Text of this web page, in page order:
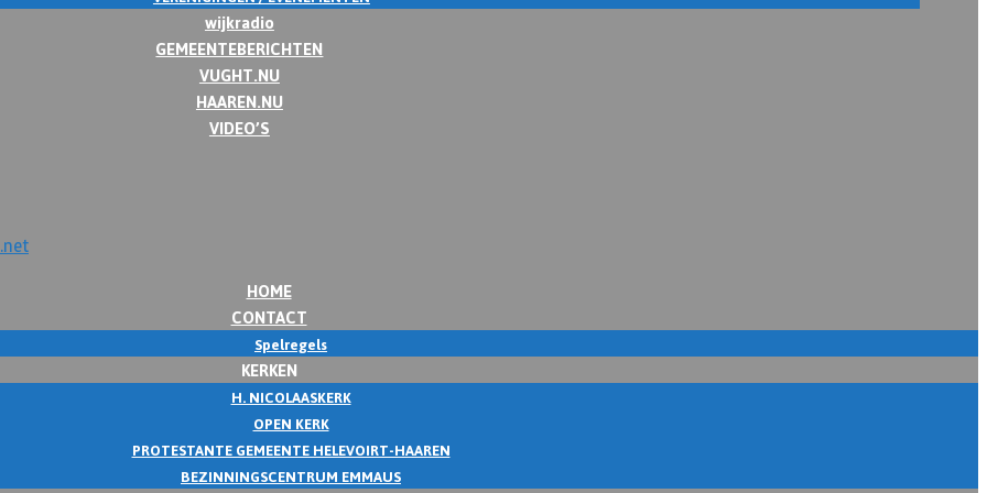
wijkradio
GEMEENTEBERICHTEN
VUGHT.NU
HAAREN.NU
VIDEO’S
HOME
CONTACT
Spelregels
KERKEN
H. NICOLAASKERK
OPEN KERK
PROTESTANTE GEMEENTE HELEVOIRT-HAAREN
BEZINNINGSCENTRUM EMMAUS